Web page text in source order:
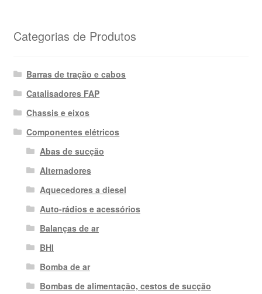
Categorias de Produtos
Barras de tração e cabos
Catalisadores FAP
Chassis e eixos
Componentes elétricos
Abas de sucção
Alternadores
Aquecedores a diesel
Auto-rádios e acessórios
Balanças de ar
BHI
Bomba de ar
Bombas de alimentação, cestos de sucção